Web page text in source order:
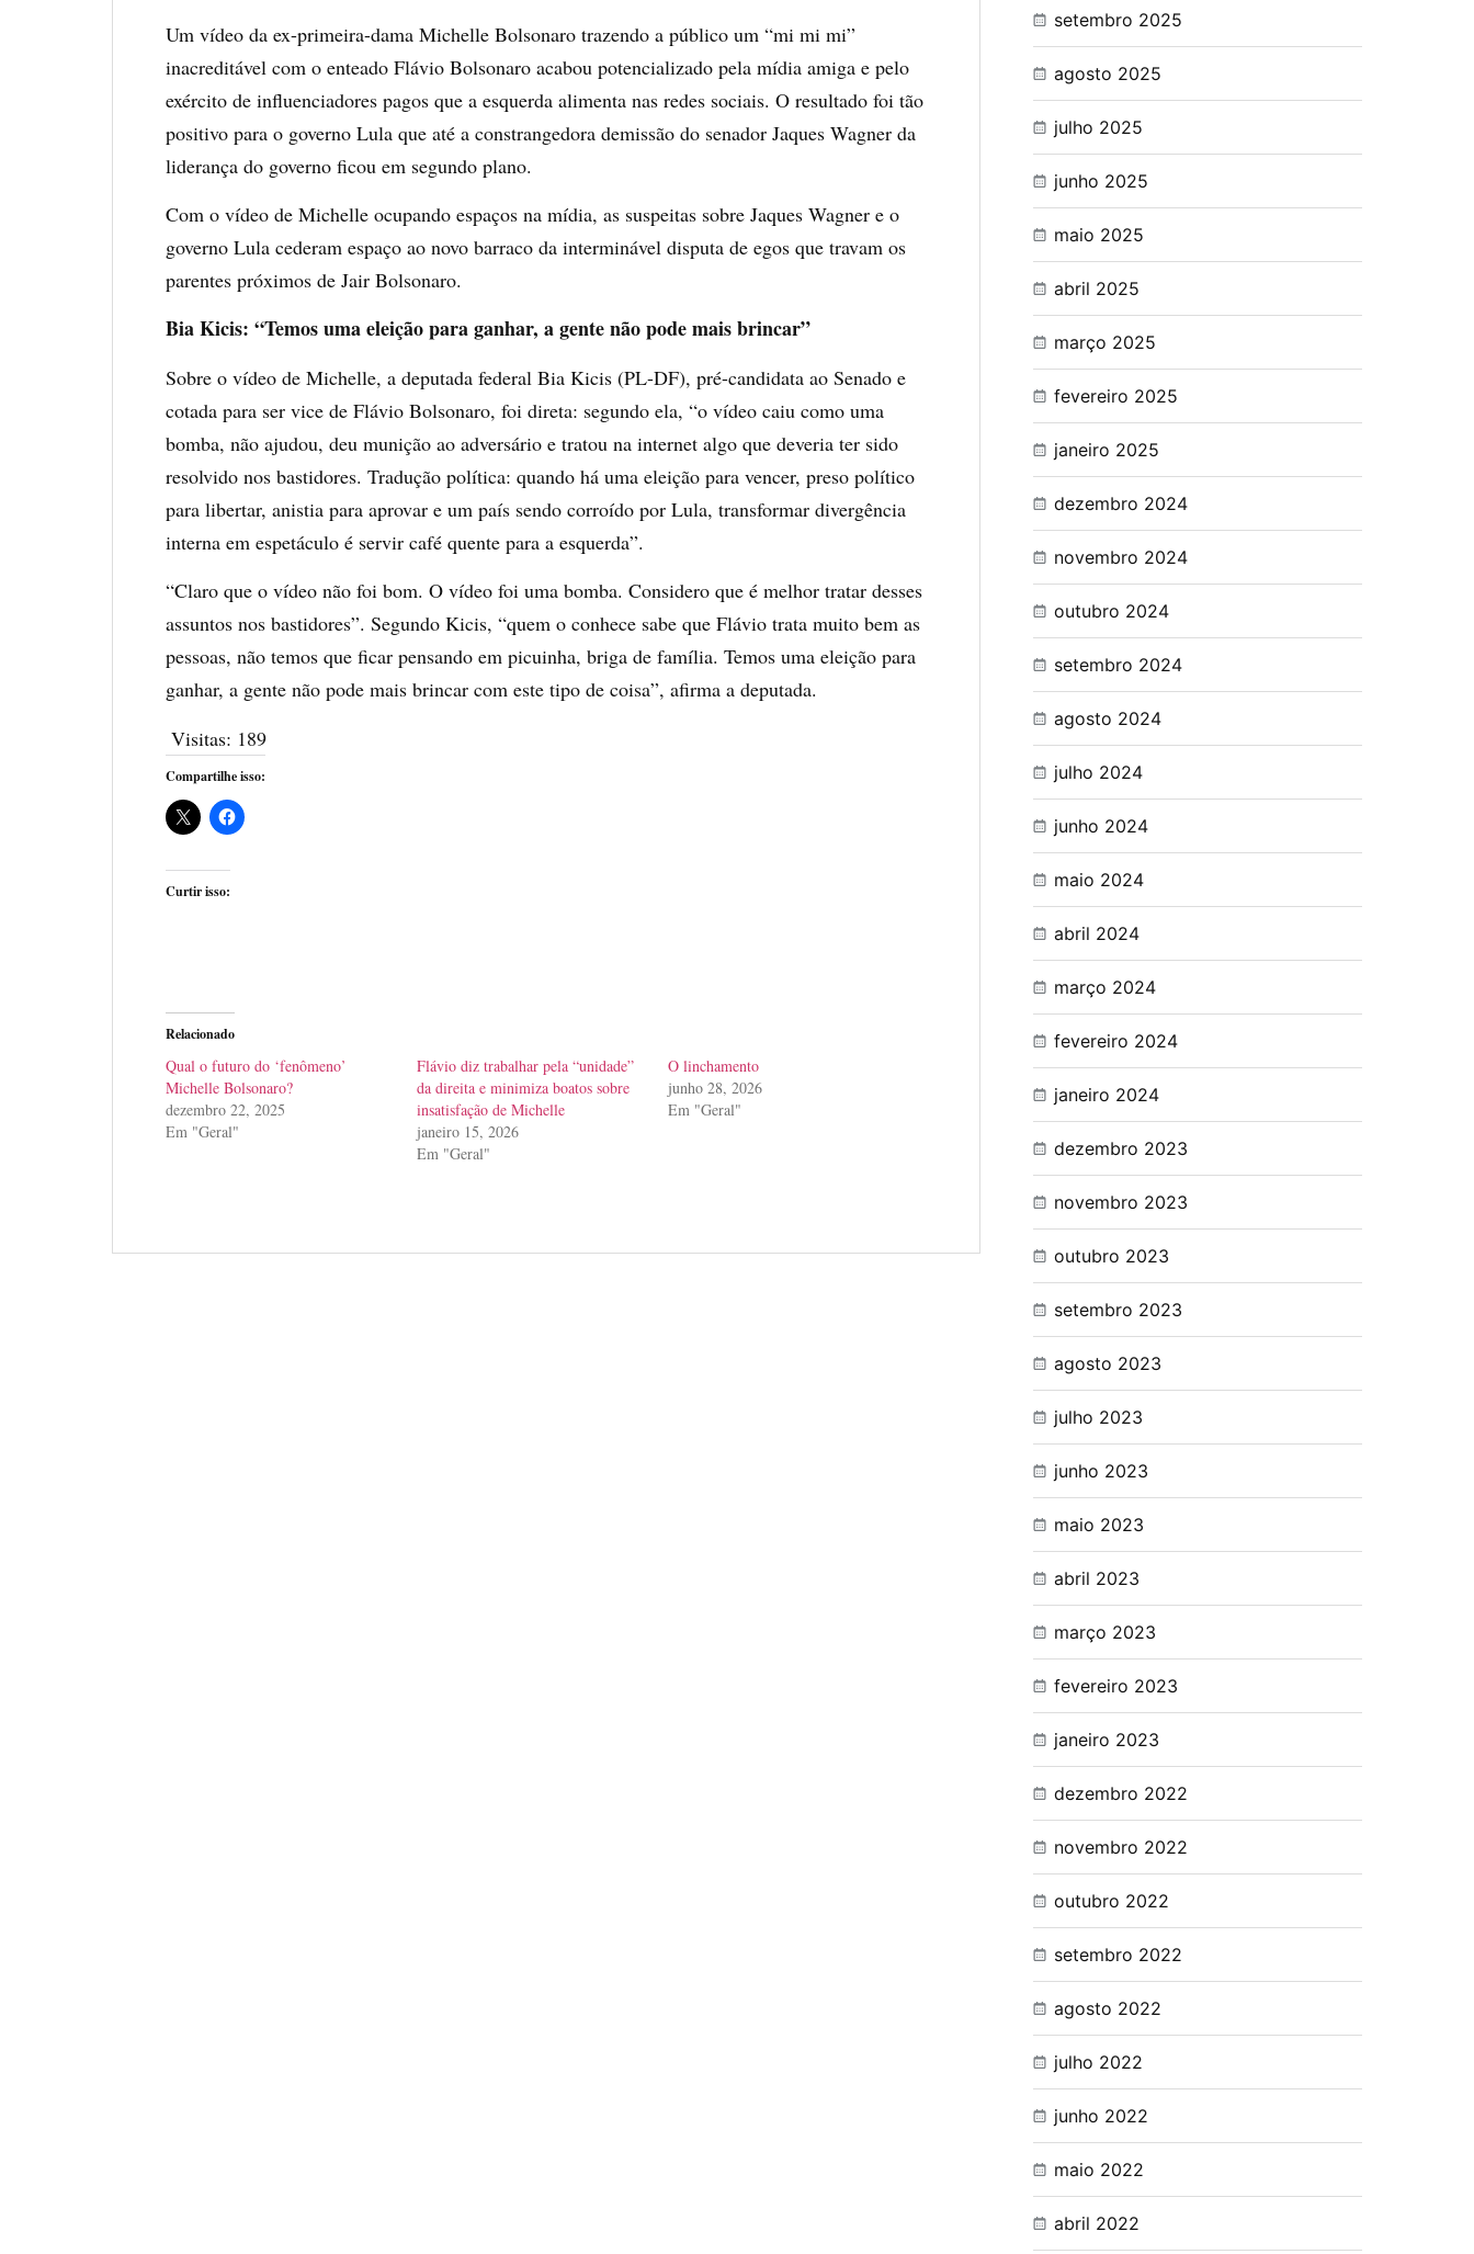
Um vídeo da ex-primeira-dama Michelle Bolsonaro trazendo a público um “mi mi mi”
inacreditável com o enteado Flávio Bolsonaro acabou potencializado pela mídia amiga e pelo
exército de influenciadores pagos que a esquerda alimenta nas redes sociais. O resultado foi tão
positivo para o governo Lula que até a constrangedora demissão do senador Jaques Wagner da
liderança do governo ficou em segundo plano.
Com o vídeo de Michelle ocupando espaços na mídia, as suspeitas sobre Jaques Wagner e o
governo Lula cederam espaço ao novo barraco da interminável disputa de egos que travam os
parentes próximos de Jair Bolsonaro.
Bia Kicis: “Temos uma eleição para ganhar, a gente não pode mais brincar”
Sobre o vídeo de Michelle, a deputada federal Bia Kicis (PL-DF), pré-candidata ao Senado e
cotada para ser vice de Flávio Bolsonaro, foi direta: segundo ela, “o vídeo caiu como uma
bomba, não ajudou, deu munição ao adversário e tratou na internet algo que deveria ter sido
resolvido nos bastidores. Tradução política: quando há uma eleição para vencer, preso político
para libertar, anistia para aprovar e um país sendo corroído por Lula, transformar divergência
interna em espetáculo é servir café quente para a esquerda”.
“Claro que o vídeo não foi bom. O vídeo foi uma bomba. Considero que é melhor tratar desses
assuntos nos bastidores”. Segundo Kicis, “quem o conhece sabe que Flávio trata muito bem as
pessoas, não temos que ficar pensando em picuinha, briga de família. Temos uma eleição para
ganhar, a gente não pode mais brincar com este tipo de coisa”, afirma a deputada.
Visitas: 189
Compartilhe isso:
Curtir isso:
Relacionado
Qual o futuro do ‘fenômeno’
Michelle Bolsonaro?
dezembro 22, 2025
Em "Geral"
Flávio diz trabalhar pela “unidade”
da direita e minimiza boatos sobre
insatisfação de Michelle
janeiro 15, 2026
Em "Geral"
O linchamento
junho 28, 2026
Em "Geral"
setembro 2025
agosto 2025
julho 2025
junho 2025
maio 2025
abril 2025
março 2025
fevereiro 2025
janeiro 2025
dezembro 2024
novembro 2024
outubro 2024
setembro 2024
agosto 2024
julho 2024
junho 2024
maio 2024
abril 2024
março 2024
fevereiro 2024
janeiro 2024
dezembro 2023
novembro 2023
outubro 2023
setembro 2023
agosto 2023
julho 2023
junho 2023
maio 2023
abril 2023
março 2023
fevereiro 2023
janeiro 2023
dezembro 2022
novembro 2022
outubro 2022
setembro 2022
agosto 2022
julho 2022
junho 2022
maio 2022
abril 2022